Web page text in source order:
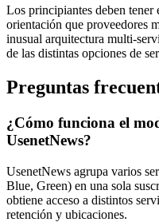
Los principiantes deben tener
orientación que proveedores
inusual arquitectura multi-
de las distintas opciones de
Preguntas
¿Cómo funciona el
UsenetNews?
UsenetNews agrupa varios
Blue, Green) en una sola
obtiene acceso a distintos
retención y ubicaciones.